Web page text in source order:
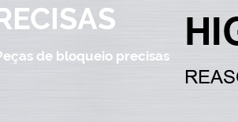
de bloqueio precisas